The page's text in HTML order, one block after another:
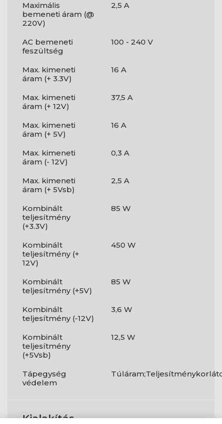
Maximális
bemeneti áram (@
220V)
2,5 A
AC bemeneti
feszültség
100 - 240 V
Max. kimeneti
áram (+ 3.3V)
16 A
Max. kimeneti
áram (+ 12V)
37,5 A
Max. kimeneti
áram (+ 5V)
16 A
Max. kimeneti
áram (- 12V)
0,3 A
Max. kimeneti
áram (+ 5Vsb)
2,5 A
Kombinált
teljesítmény
(+3.3V)
85 W
Kombinált
teljesítmény (+
12V)
450 W
Kombinált
teljesítmény (+5V)
85 W
Kombinált
teljesítmény (-12V)
3,6 W
Kombinált
teljesítmény
(+5Vsb)
12,5 W
Tápegység
védelem
Kialakítás